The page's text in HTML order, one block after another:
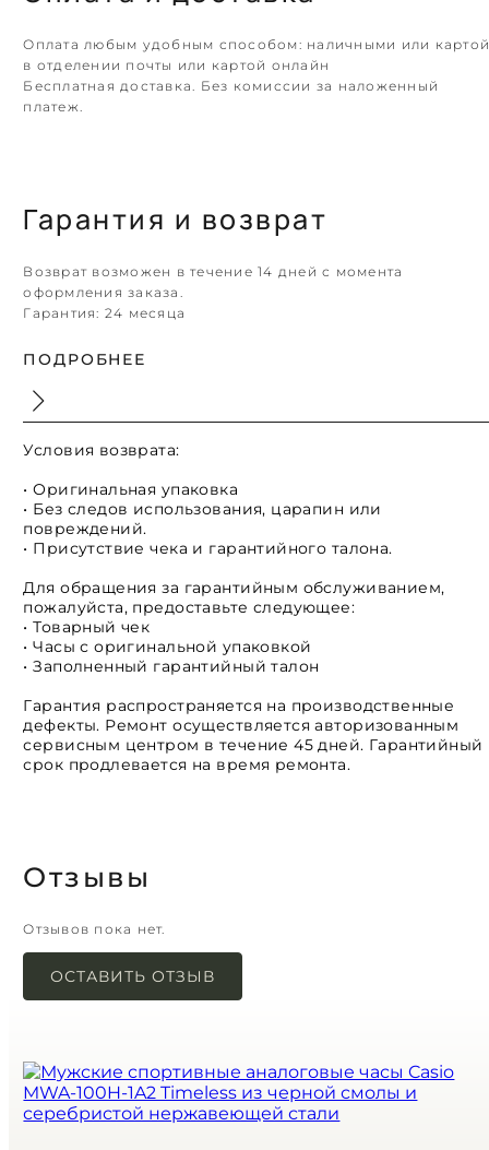
Оплата любым удобным способом: наличными или
в отделении почты или картой онлайн
Бесплатная доставка. Без комиссии за наложенный
платеж.
Гарантия и возврат
Возврат возможен в течение 14 дней с момента
оформления заказа.
Гарантия: 24 месяца
ПОДРОБНЕЕ
Условия возврата:
• Оригинальная упаковка
• Без следов использования, царапин или
повреждений.
• Присутствие чека и гарантийного талона.
Для обращения за гарантийным обслуживанием,
пожалуйста, предоставьте следующее:
• Товарный чек
• Часы с оригинальной упаковкой
• Заполненный гарантийный талон
Гарантия распространяется на производственные
дефекты. Ремонт осуществляется авторизованным
сервисным центром в течение 45 дней. Гарантийный
срок продлевается на время ремонта.
Отзывы
Отзывов пока нет.
ОСТАВИТЬ ОТЗЫВ
Имя*